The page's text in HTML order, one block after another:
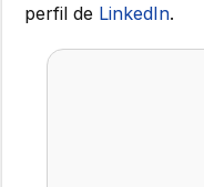
perfil de LinkedIn.